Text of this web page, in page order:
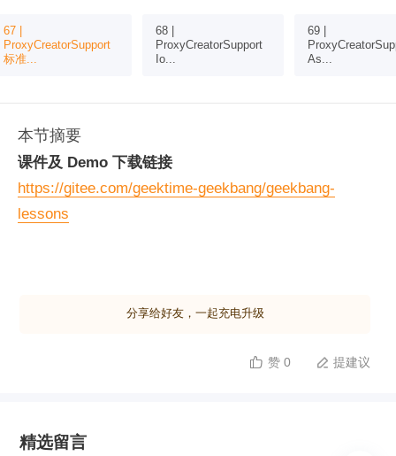
67 |
ProxyCreatorSupport
标准...
68 |
ProxyCreatorSupport
Io...
69 |
As...
本节摘要
课件及 Demo 下载链接
https://gitee.com/geektime-geekbang/geekbang-
lessons
分享给好友，一起充电升级
 赞 0  提建议
精选留言